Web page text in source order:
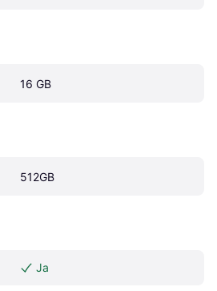
16 GB
512GB
Ja